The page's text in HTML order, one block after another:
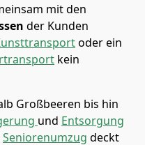
mit den
der Kunden
oder ein
kein
Großbeeren bis hin
und Entsorgung
Seniorenumzug deckt